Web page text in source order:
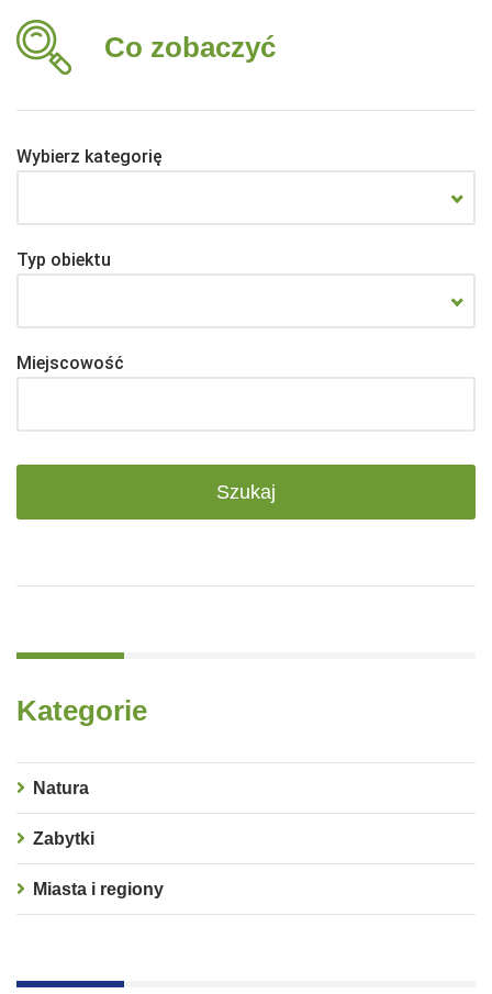
Co zobaczyć
Wybierz kategorię
Typ obiektu
Miejscowość
Kategorie
Natura
Zabytki
Miasta i regiony